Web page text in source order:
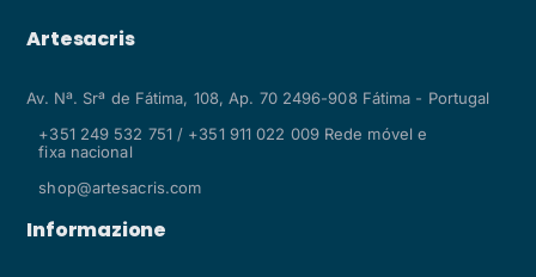
Artesacris
Av. Nª. Srª de Fátima, 108, Ap. 70 2496-908 Fátima - Portugal
+351 249 532 751 / +351 911 022 009 Rede móvel e
fixa nacional
shop@artesacris.com
Informazione